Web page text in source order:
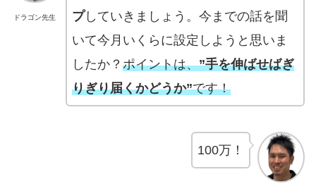
ドラゴン先生
プしていきましょう。今までの話を聞
いて今月いくらに設定しようと思いま
したか？ ポイントは、”手を伸ばせばぎ
りぎり届くかどうか”です！
100万！